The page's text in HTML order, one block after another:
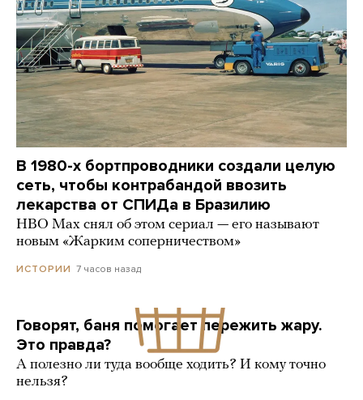
В 1980-х бортпроводники создали целую
сеть, чтобы контрабандой ввозить
лекарства от СПИДа в Бразилию
HBO Max снял об этом сериал — его называют
новым «Жарким соперничеством»
ИСТОРИИ 7 часов назад
Говорят, баня помогает пережить жару.
Это правда?
А полезно ли туда вообще ходить? И кому точно
нельзя?